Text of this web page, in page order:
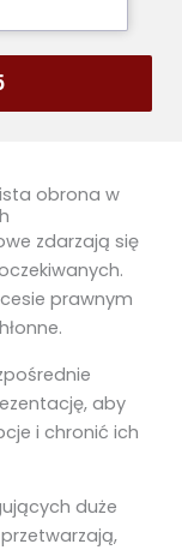
obrona w
zdarzają się
prawnym
aby
i chronić ich
duże